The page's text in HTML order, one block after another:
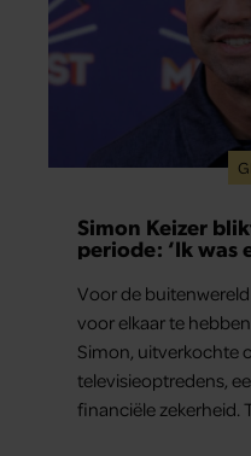
Simon Keizer
periode: ‘Ik was
Voor de
voor elkaar te
Simon, uitverkochte
televisieoptredens,
financiële zekerheid.